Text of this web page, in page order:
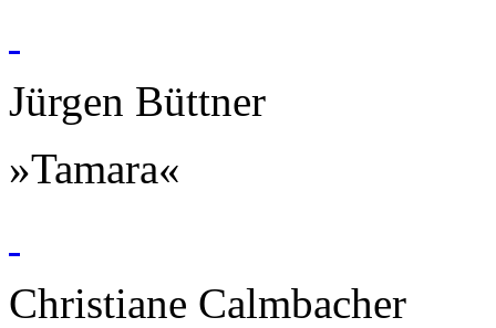
Jürgen Büttner
»Tamara«
Christiane Calmbacher